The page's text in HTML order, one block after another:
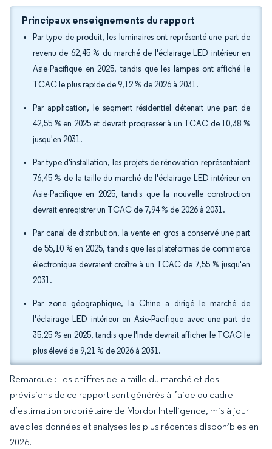
Principaux enseignements du rapport
Par type de produit, les luminaires ont représenté une part de
revenu de 62,45 % du marché de l'éclairage LED intérieur en
Asie-Pacifique en 2025, tandis que les lampes ont affiché le
TCAC le plus rapide de 9,12 % de 2026 à 2031.
Par application, le segment résidentiel détenait une part de
42,55 % en 2025 et devrait progresser à un TCAC de 10,38 %
jusqu'en 2031.
Par type d'installation, les projets de rénovation représentaient
76,45 % de la taille du marché de l'éclairage LED intérieur en
Asie-Pacifique en 2025, tandis que la nouvelle construction
devrait enregistrer un TCAC de 7,94 % de 2026 à 2031.
Par canal de distribution, la vente en gros a conservé une part
de 55,10 % en 2025, tandis que les plateformes de commerce
électronique devraient croître à un TCAC de 7,55 % jusqu'en
2031.
Par zone géographique, la Chine a dirigé le marché de
l'éclairage LED intérieur en Asie-Pacifique avec une part de
35,25 % en 2025, tandis que l'Inde devrait afficher le TCAC le
plus élevé de 9,21 % de 2026 à 2031.
Remarque : Les chiffres de la taille du marché et des
prévisions de ce rapport sont générés à l’aide du cadre
d’estimation propriétaire de Mordor Intelligence, mis à jour
avec les données et analyses les plus récentes disponibles en
2026.